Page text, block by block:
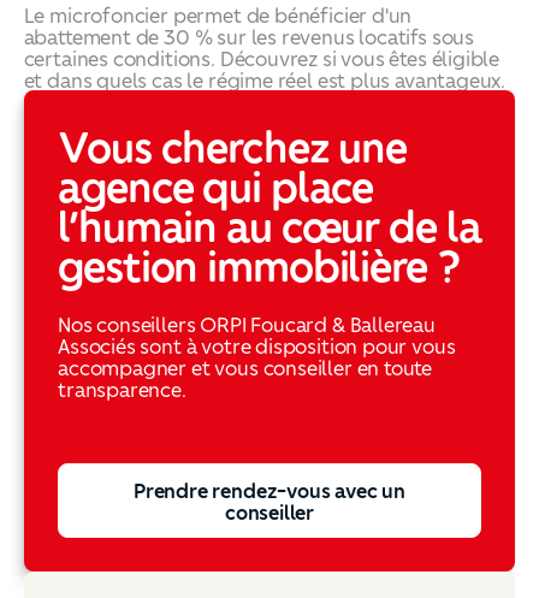
Le microfoncier permet de bénéficier d'un
abattement de 30 % sur les revenus locatifs sous
certaines conditions. Découvrez si vous êtes éligible
et dans quels cas le régime réel est plus avantageux.
Location non meublée : comment appliquer le régime
Vous cherchez une
agence qui place
l’humain au cœur de la
gestion immobilière ?
Nos conseillers ORPI Foucard & Ballereau
Associés sont à votre disposition pour vous
accompagner et vous conseiller en toute
transparence.
Prendre rendez-vous avec un conseiller
Prendre rendez-vous avec un
conseiller
Pied de page